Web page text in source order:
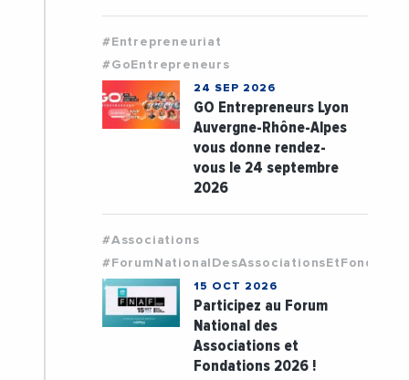
#Entrepreneuriat
#GoEntrepreneurs
24 SEP 2026
GO Entrepreneurs Lyon
Auvergne-Rhône-Alpes
vous donne rendez-
vous le 24 septembre
2026
#Associations
15 OCT 2026
Participez au Forum
National des
Associations et
Fondations 2026 !